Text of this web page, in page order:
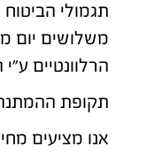
תגמולי
משלושים יום
הרלוונטיים
תקופת ההמתנה
אנו מציעים